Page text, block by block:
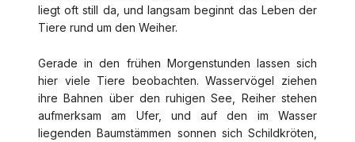
liegt oft still da, und langsam beginnt das Leben der
Tiere rund um den Weiher.
Gerade in den frühen Morgenstunden lassen sich
hier viele Tiere beobachten. Wasservögel ziehen
ihre Bahnen über den ruhigen See, Reiher stehen
aufmerksam am Ufer, und auf den im Wasser
liegenden Baumstämmen sonnen sich Schildkröten,